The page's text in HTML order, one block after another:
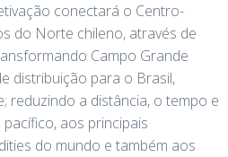
conectará o Centro-
do Norte chileno, através de
Campo Grande
distribuição para o Brasil,
reduzindo a distância, o tempo e
aos principais
do mundo e também aos